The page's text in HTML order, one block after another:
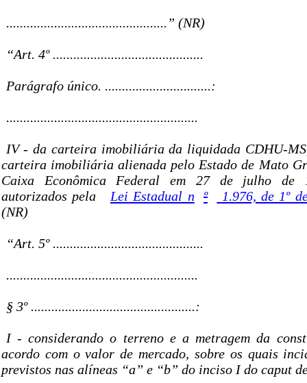
...............................................” (NR)
“Art. 4º ............................................
Parágrafo único. ...............................:
........................................................
IV - da carteira imobiliária da liquidada CDHU-
carteira imobiliária alienada pelo Estado de Mato
Caixa Econômica Federal em 27 de julho de
autorizados pela
Lei Estadual n º
1.976, de 1º
(NR)
“Art. 5º ............................................
........................................................
§ 3º ................................................:
I - considerando o terreno e a metragem da
acordo com o valor de mercado, sobre os quais
previstos nas alíneas “a” e “b” do inciso I do caput